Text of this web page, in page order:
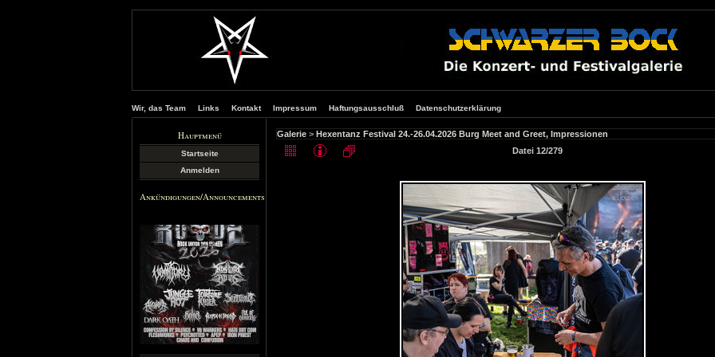
Wir, das Team Links Kontakt Impressum Haftungsausschluß Datenschutzerklärung
Hauptmenü
Startseite
Anmelden
Ankündigungen/Announcements
Galerie > Hexentanz Festival 24.-26.04.2026 Burg Meet and Greet, Impressionen
Datei 12/279